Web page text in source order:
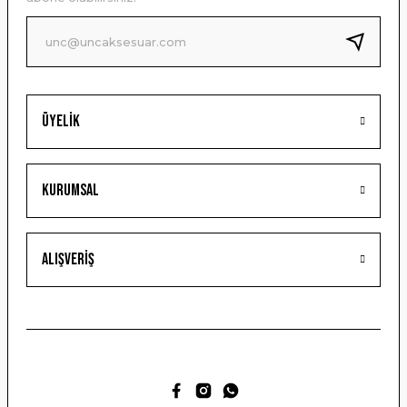
Ürün fiyatı diğer sitelerden daha pahalı.
Bu ürüne benzer farklı alternatifler olmalı.
Gönder
Üyelik
Kurumsal
Alışveriş